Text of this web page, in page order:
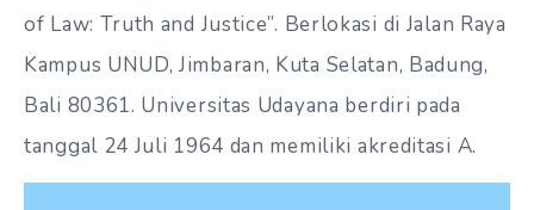
of Law: Truth and Justice”. Berlokasi di Jalan Raya
Kampus UNUD, Jimbaran, Kuta Selatan, Badung,
Bali 80361. Universitas Udayana berdiri pada
tanggal 24 Juli 1964 dan memiliki akreditasi A.